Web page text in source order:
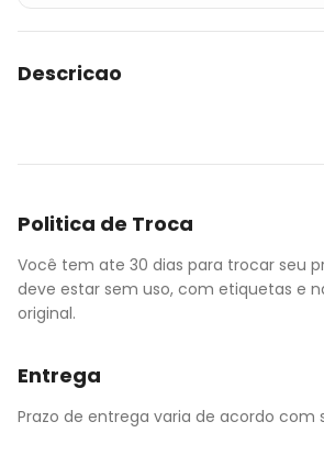
Descricao
Politica de Troca
Você tem ate 30 dias para trocar seu
deve estar sem uso, com etiquetas e
original.
Entrega
Prazo de entrega varia de acordo com